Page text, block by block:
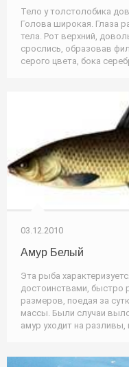
Тело у толстолобика
Голова широкая. Глаза
тела. Рот верхний,
срослись, образовав
серого цвета, бока
03.12.2010
Амур Белый
Эта рыба
достоинствами, быстро
размеров, поедая за
массы. Были случаи
амур уходит на разливы,